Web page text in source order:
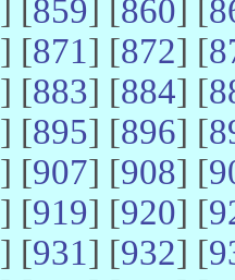
] [859] [860] [
] [871] [872] [
] [883] [884] [
] [895] [896] [
] [907] [908] [
] [919] [920] [
] [931] [932] [